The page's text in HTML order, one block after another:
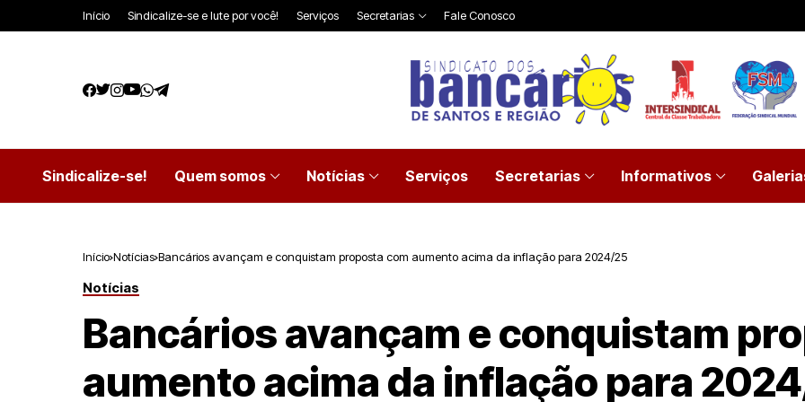
Início Sindicalize-se e lute por você! Serviços Secretarias Fale Conosco
Sindicalize-se! Quem somos Notícias Serviços Secretarias Informativos
Início Notícias Bancários avançam e conquistam proposta com aumento acima da inflação para 2024/25
Notícias
Bancários avançam e conquistam
aumento acima da inflação para